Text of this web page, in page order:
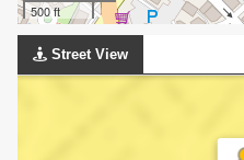
500 ft
Street View